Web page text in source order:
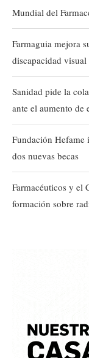
Mundial del
Farmaguia mejora
discapacidad visual
Sanidad pide la
ante el aumento de
Fundación Hefame
dos nuevas becas
Farmacéuticos y el
formación sobre